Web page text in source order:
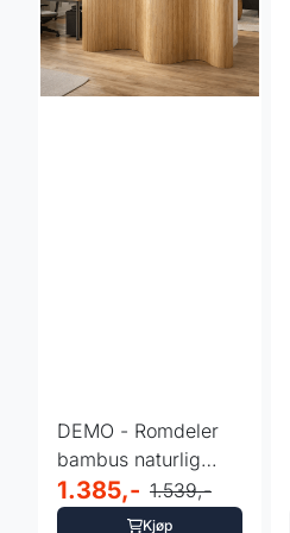
DEMO - Romdeler
bambus naturlig
250x165 cm
1.385,- 1.539,-
Kjøp